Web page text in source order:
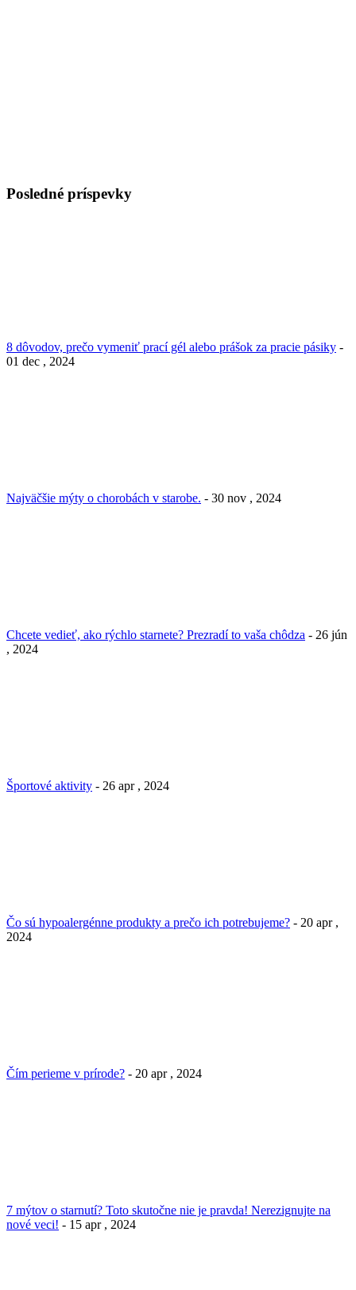
Posledné príspevky
8 dôvodov, prečo vymeniť prací gél alebo prášok za pracie pásiky -
01 dec , 2024
Najväčšie mýty o chorobách v starobe. - 30 nov , 2024
Chcete vedieť, ako rýchlo starnete? Prezradí to vaša chôdza - 26 jún
, 2024
Športové aktivity - 26 apr , 2024
Čo sú hypoalergénne produkty a prečo ich potrebujeme? - 20 apr ,
2024
Čím perieme v prírode? - 20 apr , 2024
7 mýtov o starnutí? Toto skutočne nie je pravda! Nerezignujte na
nové veci! - 15 apr , 2024